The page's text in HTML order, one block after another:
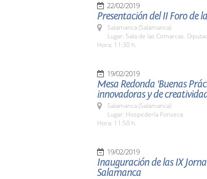
22/02/2019
Presentación del II Foro de
Salamanca (Salamanca)
Lugar: Sala de las Comarcas.
Hora: 11:30 h.
19/02/2019
Mesa Redonda 'Buenas
innovadoras y de
Salamanca (Salamanca)
Lugar: Hospedería Fonseca
Hora: 11:50 h.
19/02/2019
Inauguración de las IX
Salamanca